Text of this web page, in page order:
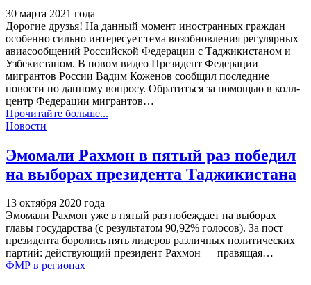
30 марта 2021 года
Дорогие друзья! На данный момент иностранных граждан
особенно сильно интересует тема возобновления регулярных
авиасообщений Российской Федерации с Таджикистаном и
Узбекистаном. В новом видео Президент Федерации
мигрантов России Вадим Коженов сообщил последние
новости по данному вопросу. Обратиться за помощью в колл-
центр Федерации мигрантов…
Прочитайте больше...
Новости
Эмомали Рахмон в пятый раз победил
на выборах президента Таджикистана
13 октября 2020 года
Эмомали Рахмон уже в пятый раз побеждает на выборах
главы государства (с результатом 90,92% голосов). За пост
президента боролись пять лидеров различных политических
партий: действующий президент Рахмон — правящая…
ФМР в регионах